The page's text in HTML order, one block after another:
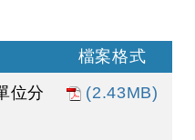
檔案格式
位分
(2.43MB)